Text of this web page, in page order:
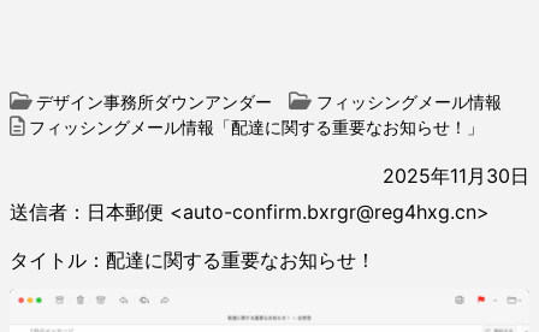
デザイン事務所ダウンアンダー
フィッシングメール情報
フィッシングメール情報「配達に関する重要なお知らせ！」
2025年11月30日
送信者：日本郵便 <auto-confirm.bxrgr@reg4hxg.cn>
タイトル：配達に関する重要なお知らせ！